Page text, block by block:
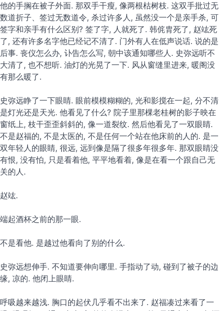
他的手搁在被子外面. 那双手干瘦, 像两根枯树枝. 这双手批过无
数道折子、签过无数道令, 杀过许多人, 虽然没一个是亲手杀, 可
签字和亲手有什么区别? 签了字, 人就死了. 韩侂胄死了, 赵竑死
了, 还有许多名字他已经记不清了. 门外有人在低声说话. 说的是
后事. 丧仪怎么办, 讣告怎么写, 朝中该通知哪些人. 史弥远听不
大清了, 也不想听. 油灯的光晃了一下. 风从窗缝里进来, 暖阁没
有那么暖了.
史弥远睁了一下眼睛. 眼前模模糊糊的, 光和影搅在一起, 分不清
是灯光还是天光. 他看见了什么? 院子里那棵老桂树的影子映在
窗纸上, 枝干歪歪斜斜的, 像一道裂纹. 然后他看见了一双眼睛.
不是赵福的, 不是太医的, 不是任何一个站在他床前的人的. 是一
双年轻人的眼睛, 很远, 远到像是隔了很多年很多年. 那双眼睛没
有恨, 没有怕, 只是看着他, 平平地看着, 像是在看一个跟自己无
关的人.
赵竑.
端起酒杯之前的那一眼.
不是看他. 是越过他看向了别的什么.
史弥远想伸手. 不知道要伸向哪里. 手指动了动, 碰到了被子的边
缘, 凉的. 他闭上眼睛.
呼吸越来越浅. 胸口的起伏几乎看不出来了. 赵福凑过来看了一